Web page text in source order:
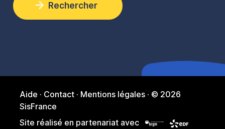
Rechercher
Aide · Contact · Mentions légales · © 2026
SisFrance
Site réalisé en partenariat avec